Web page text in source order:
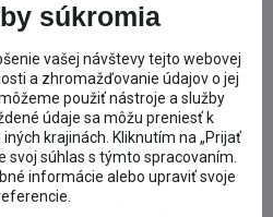
značky
Eko pre deti
Weleda Pleťové BIO krémy
BIO pre citlivú alergickú pleť
prírodné BIO krémy a fluidy
súkromia
vašej návštevy tejto webovej
a zhromažďovanie údajov o jej
použiť nástroje a služby
údaje sa môžu preniesť k
krajinách. Kliknutím na „Prijať
svoj súhlas s týmto spracovaním.
informácie alebo upraviť svoje